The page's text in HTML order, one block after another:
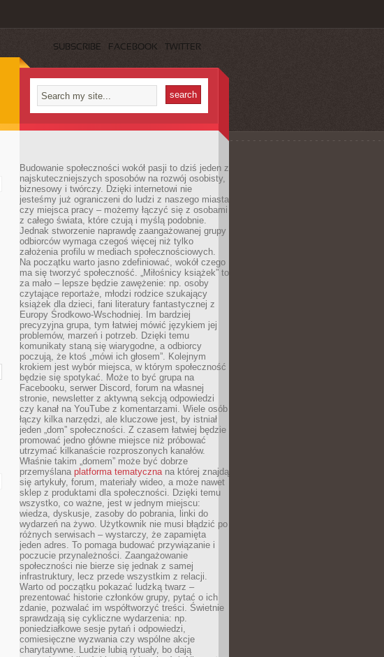
SUBSCRIBE FACEBOOK TWITTER
Budowanie społeczności wokół pasji to dziś jeden z
najskuteczniejszych sposobów na rozwój osobisty,
biznesowy i twórczy. Dzięki internetowi nie
jesteśmy już ograniczeni do ludzi z naszego miasta
czy miejsca pracy – możemy łączyć się z osobami
z całego świata, które czują i myślą podobnie.
Jednak stworzenie naprawdę zaangażowanej grupy
odbiorców wymaga czegoś więcej niż tylko
założenia profilu w mediach społecznościowych.
Na początku warto jasno zdefiniować, wokół czego
ma się tworzyć społeczność. „Miłośnicy książek” to
za mało – lepsze będzie zawężenie: np. osoby
czytające reportaże, młodzi rodzice szukający
książek dla dzieci, fani literatury fantastycznej z
Europy Środkowo-Wschodniej. Im bardziej
precyzyjna grupa, tym łatwiej mówić językiem jej
problemów, marzeń i potrzeb. Dzięki temu
komunikaty staną się wiarygodne, a odbiorcy
poczują, że ktoś „mówi ich głosem”. Kolejnym
krokiem jest wybór miejsca, w którym społeczność
będzie się spotykać. Może to być grupa na
Facebooku, serwer Discord, forum na własnej
stronie, newsletter z aktywną sekcją odpowiedzi
czy kanał na YouTube z komentarzami. Wiele osób
łączy kilka narzędzi, ale kluczowe jest, by istniał
jeden „dom” społeczności. Z czasem łatwiej będzie
promować jedno główne miejsce niż próbować
utrzymać kilkanaście rozproszonych kanałów.
Właśnie takim „domem” może być dobrze
przemyślana platforma tematycznana której znajdą
się artykuły, forum, materiały wideo, a może nawet
sklep z produktami dla społeczności. Dzięki temu
wszystko, co ważne, jest w jednym miejscu:
wiedza, dyskusje, zasoby do pobrania, linki do
wydarzeń na żywo. Użytkownik nie musi błądzić po
różnych serwisach – wystarczy, że zapamięta
jeden adres. To pomaga budować przywiązanie i
poczucie przynależności. Zaangażowanie
społeczności nie bierze się jednak z samej
infrastruktury, lecz przede wszystkim z relacji.
Warto od początku pokazać ludzką twarz –
prezentować historie członków grupy, pytać o ich
zdanie, pozwalać im współtworzyć treści. Świetnie
sprawdzają się cykliczne wydarzenia: np.
poniedziałkowe sesje pytań i odpowiedzi,
comiesięczne wyzwania czy wspólne akcje
charytatywne. Ludzie lubią rytuały, bo dają